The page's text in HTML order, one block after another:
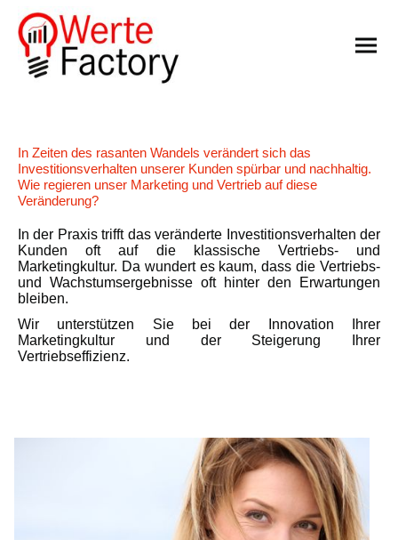
In Zeiten des rasanten Wandels verändert sich das
Investitionsverhalten unserer Kunden spürbar und nachhaltig.
Wie regieren unser Marketing und Vertrieb auf diese
Veränderung?
In der Praxis trifft das veränderte Investitionsverhalten der
Kunden oft auf die klassische Vertriebs- und
Marketingkultur. Da wundert es kaum, dass die Vertriebs-
und Wachstumsergebnisse oft hinter den Erwartungen
bleiben.
Wir unterstützen Sie bei der Innovation Ihrer
Marketingkultur und der Steigerung Ihrer
Vertriebseffizienz.